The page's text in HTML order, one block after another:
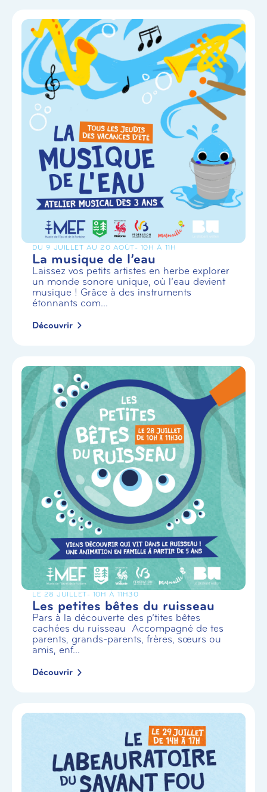
DU 9 JUILLET AU 20 AOÛT- 10H À 11H
La musique de l’eau
Laissez vos petits artistes en herbe explorer
un monde sonore unique, où l’eau devient
musique ! Grâce à des instruments
étonnants com...
Découvrir
LE 28 JUILLET- 10H À 11H30
Les petites bêtes du ruisseau
Pars à la découverte des p’tites bêtes
cachées du ruisseau Accompagné de tes
parents, grands-parents, frères, sœurs ou
amis, enf...
Découvrir